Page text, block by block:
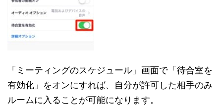
「ミーティングのスケジュール」画面で「待合室を
有効化」をオンにすれば、自分が許可した相手のみ
ルームに入ることが可能になります。